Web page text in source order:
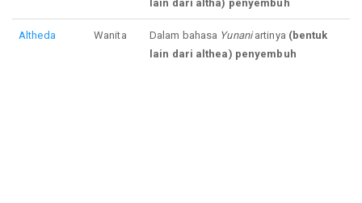
lain dari altha) penyembuh
Altheda Wanita Dalam bahasa Yunaniartinya (bentuk
lain dari althea) penyembuh